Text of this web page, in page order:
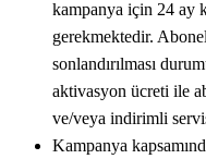
kampanya için 24 ay
gerekmektedir.
sonlandırılması
aktivasyon ücreti ile
ve/veya indirimli
Kampanya